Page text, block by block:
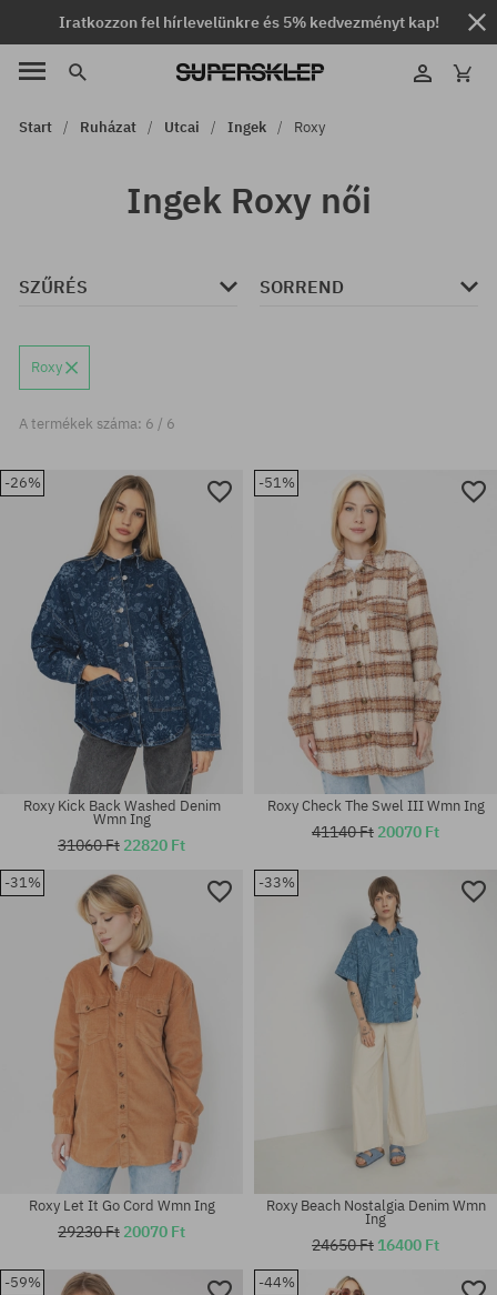
Iratkozzon fel hírlevelünkre és 5% kedvezményt kap!
Start Ruházat Utcai Ingek Roxy
Ingek Roxy női
SZŰRÉS SORREND
Roxy
A termékek száma: 6 / 6
-26%
Roxy Kick Back Washed Denim
Wmn Ing
31060 Ft 22820 Ft
-51%
Roxy Check The Swel III Wmn Ing
41140 Ft 20070 Ft
-31%
Roxy Let It Go Cord Wmn Ing
29230 Ft 20070 Ft
-33%
Roxy Beach Nostalgia Denim Wmn
Ing
24650 Ft 16400 Ft
-59% -44%